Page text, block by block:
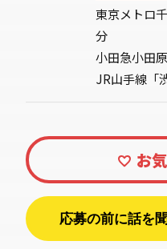
東京メトロ
分
小田急小田
JR山手線「
応募の前に話を